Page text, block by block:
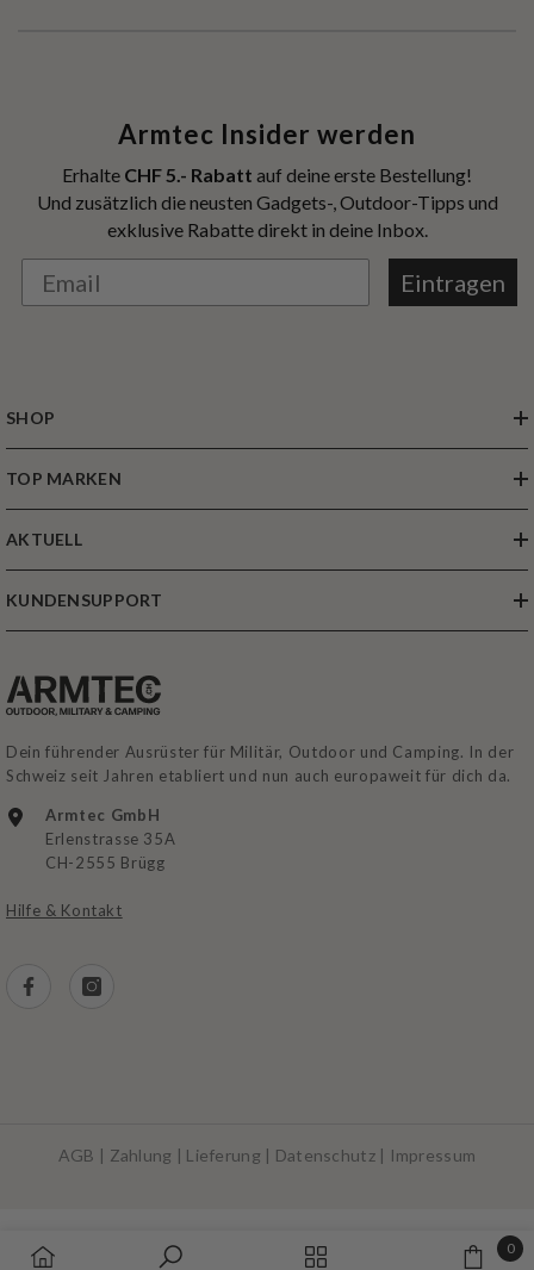
Armtec Insider werden
Erhalte CHF 5.- Rabatt auf deine erste Bestellung!
Und zusätzlich die neusten Gadgets-, Outdoor-Tipps und
exklusive Rabatte direkt in deine Inbox.
Eintragen
SHOP
TOP MARKEN
AKTUELL
KUNDENSUPPORT
Dein führender Ausrüster für Militär, Outdoor und Camping. In der
Schweiz seit Jahren etabliert und nun auch europaweit für dich da.
Armtec GmbH
Erlenstrasse 35A
CH-2555 Brügg
Hilfe & Kontakt
AGB | Zahlung | Lieferung | Datenschutz| Impressum
0